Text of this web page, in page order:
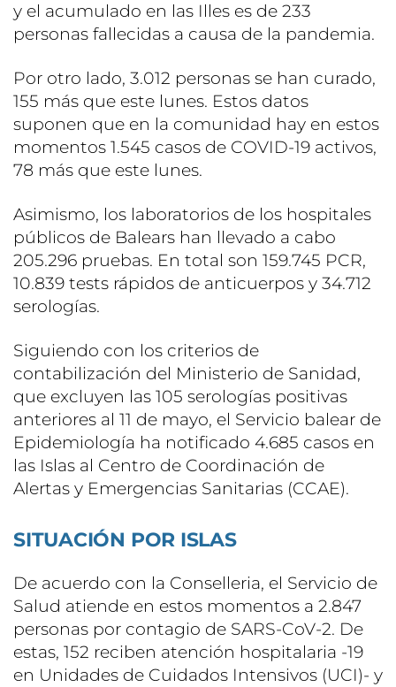
y el acumulado en las Illes es de 233
personas fallecidas a causa de la pandemia.
Por otro lado, 3.012 personas se han curado,
155 más que este lunes. Estos datos
suponen que en la comunidad hay en estos
momentos 1.545 casos de COVID-19 activos,
78 más que este lunes.
Asimismo, los laboratorios de los hospitales
públicos de Balears han llevado a cabo
205.296 pruebas. En total son 159.745 PCR,
10.839 tests rápidos de anticuerpos y 34.712
serologías.
Siguiendo con los criterios de
contabilización del Ministerio de Sanidad,
que excluyen las 105 serologías positivas
anteriores al 11 de mayo, el Servicio balear de
Epidemiología ha notificado 4.685 casos en
las Islas al Centro de Coordinación de
Alertas y Emergencias Sanitarias (CCAE).
SITUACIÓN POR ISLAS
De acuerdo con la Conselleria, el Servicio de
Salud atiende en estos momentos a 2.847
personas por contagio de SARS-CoV-2. De
estas, 152 reciben atención hospitalaria -19
en Unidades de Cuidados Intensivos (UCI)- y